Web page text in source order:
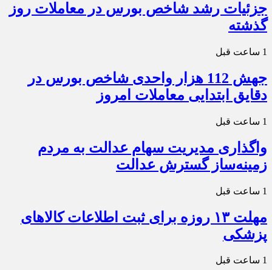
جزئیات رشد شاخص بورس در معاملات روز
گذشته
1 ساعت قبل
جهش 112 هزار واحدی شاخص بورس در
دقایق ابتدایی معاملات امروز
1 ساعت قبل
واگذاری مدیریت سهام عدالت به مردم
زمینه‌ساز گسترش عدالت
1 ساعت قبل
مهلت ۱۳ روزه برای ثبت اطلاعات کالاهای
پزشکی
1 ساعت قبل